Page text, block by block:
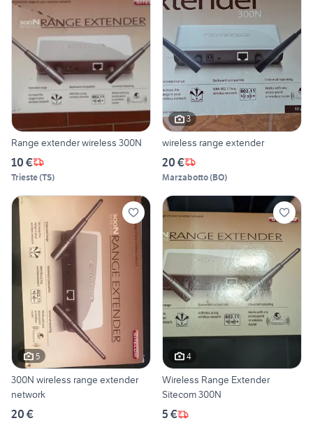
Range extender wireless 300N
10 €
Trieste(TS)
3
wireless range extender
20 €
Marzabotto(BO)
5
300N wireless range extender
network
20 €
4
Wireless Range Extender
Sitecom 300N
5 €